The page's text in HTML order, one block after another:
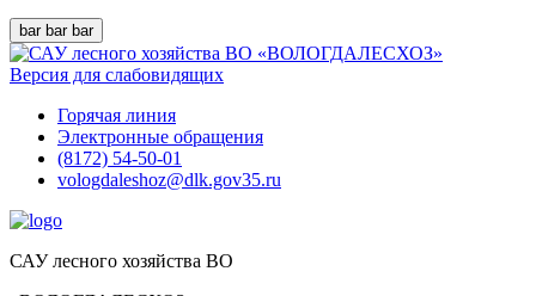
bar bar bar
Версия для слабовидящих
Горячая линия
Электронные обращения
(8172) 54-50-01
vologdaleshoz@dlk.gov35.ru
САУ лесного хозяйства ВО